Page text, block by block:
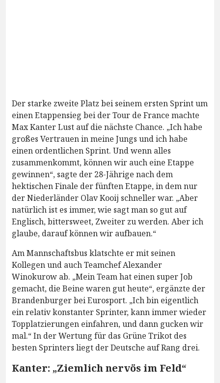
Der starke zweite Platz bei seinem ersten Sprint um
einen Etappensieg bei der Tour de France machte
Max Kanter Lust auf die nächste Chance. „Ich habe
großes Vertrauen in meine Jungs und ich habe
einen ordentlichen Sprint. Und wenn alles
zusammenkommt, können wir auch eine Etappe
gewinnen“, sagte der 28-Jährige nach dem
hektischen Finale der fünften Etappe, in dem nur
der Niederländer Olav Kooij schneller war. „Aber
natürlich ist es immer, wie sagt man so gut auf
Englisch, bittersweet, Zweiter zu werden. Aber ich
glaube, darauf können wir aufbauen.“
Am Mannschaftsbus klatschte er mit seinen
Kollegen und auch Teamchef Alexander
Winokurow ab. „Mein Team hat einen super Job
gemacht, die Beine waren gut heute“, ergänzte der
Brandenburger bei Eurosport. „Ich bin eigentlich
ein relativ konstanter Sprinter, kann immer wieder
Topplatzierungen einfahren, und dann gucken wir
mal.“ In der Wertung für das Grüne Trikot des
besten Sprinters liegt der Deutsche auf Rang drei.
Kanter: „Ziemlich nervös im Feld“